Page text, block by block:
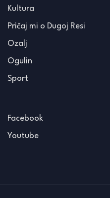
Kultura
Pričaj mi o Dugoj Resi
Ozalj
Ogulin
Sport
Facebook
Youtube